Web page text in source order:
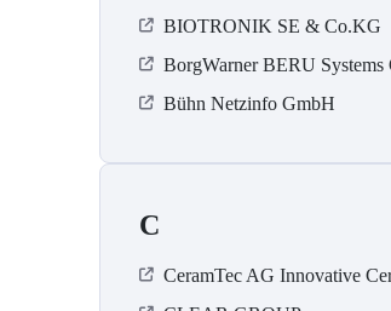
BIOTRONIK SE & Co.KG
BorgWarner BERU Systems
Bühn Netzinfo GmbH
C
CeramTec AG Innovative